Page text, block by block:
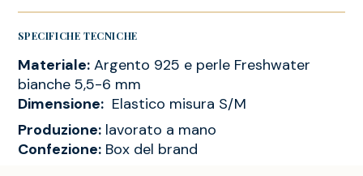
SPECIFICHE TECNICHE
Materiale: Argento 925 e perle Freshwater
bianche 5,5-6 mm
Dimensione: Elastico misura S/M
Produzione: lavorato a mano
Confezione: Box del brand